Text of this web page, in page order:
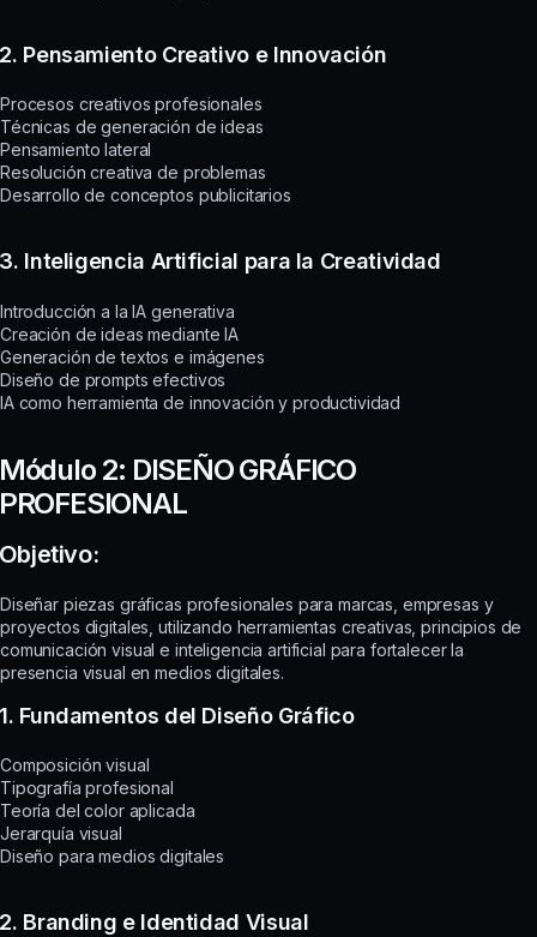
2. Pensamiento Creativo e Innovación
Procesos creativos profesionales
Técnicas de generación de ideas
Pensamiento lateral
Resolución creativa de problemas
Desarrollo de conceptos publicitarios
3. Inteligencia Artificial para la Creatividad
Introducción a la IA generativa
Creación de ideas mediante IA
Generación de textos e imágenes
Diseño de prompts efectivos
IA como herramienta de innovación y productividad
2: DISEÑO GRÁFICO
Diseñar piezas gráficas profesionales para marcas, empresas y
proyectos digitales, utilizando herramientas creativas, principios de
comunicación visual e inteligencia artificial para fortalecer la
presencia visual en medios digitales.
1. Fundamentos del Diseño Gráfico
Composición visual
Tipografía profesional
Teoría del color aplicada
Jerarquía visual
Diseño para medios digitales
2. Branding e Identidad Visual